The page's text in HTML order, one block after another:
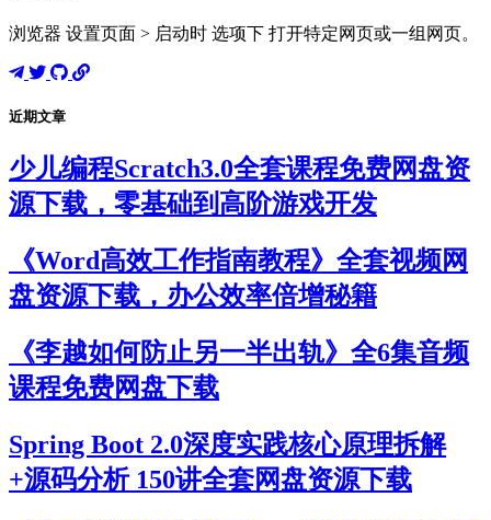
浏览器 设置页面 > 启动时 选项下 打开特定网页或一组网页。
近期文章
少儿编程Scratch3.0全套课程免费网盘资
源下载，零基础到高阶游戏开发
《Word高效工作指南教程》全套视频网
盘资源下载，办公效率倍增秘籍
《李越如何防止另一半出轨》全6集音频
课程免费网盘下载
Spring Boot 2.0深度实践核心原理拆解
+源码分析 150讲全套网盘资源下载